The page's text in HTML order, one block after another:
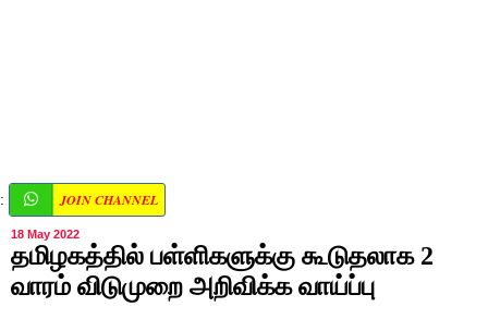
: JOIN CHANNEL
18 May 2022
தமிழகத்தில் பள்ளிகளுக்கு கூடுதலாக 2
வாரம் விடுமுறை அறிவிக்க வாய்ப்பு